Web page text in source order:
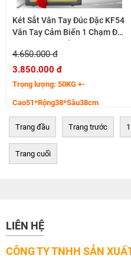
Két Sắt Vân Tay Đúc Đặc KF54
Vân Tay Cảm Biến 1 Chạm Đủ
4.650.000 đ
3.850.000 đ
Trọng lượng: 50KG +-
Cao51*Rộng38*Sâu38cm
Trang đầu Trang trước 1
Trang cuối
LIÊN HỆ
CÔNG TY TNHH SẢN